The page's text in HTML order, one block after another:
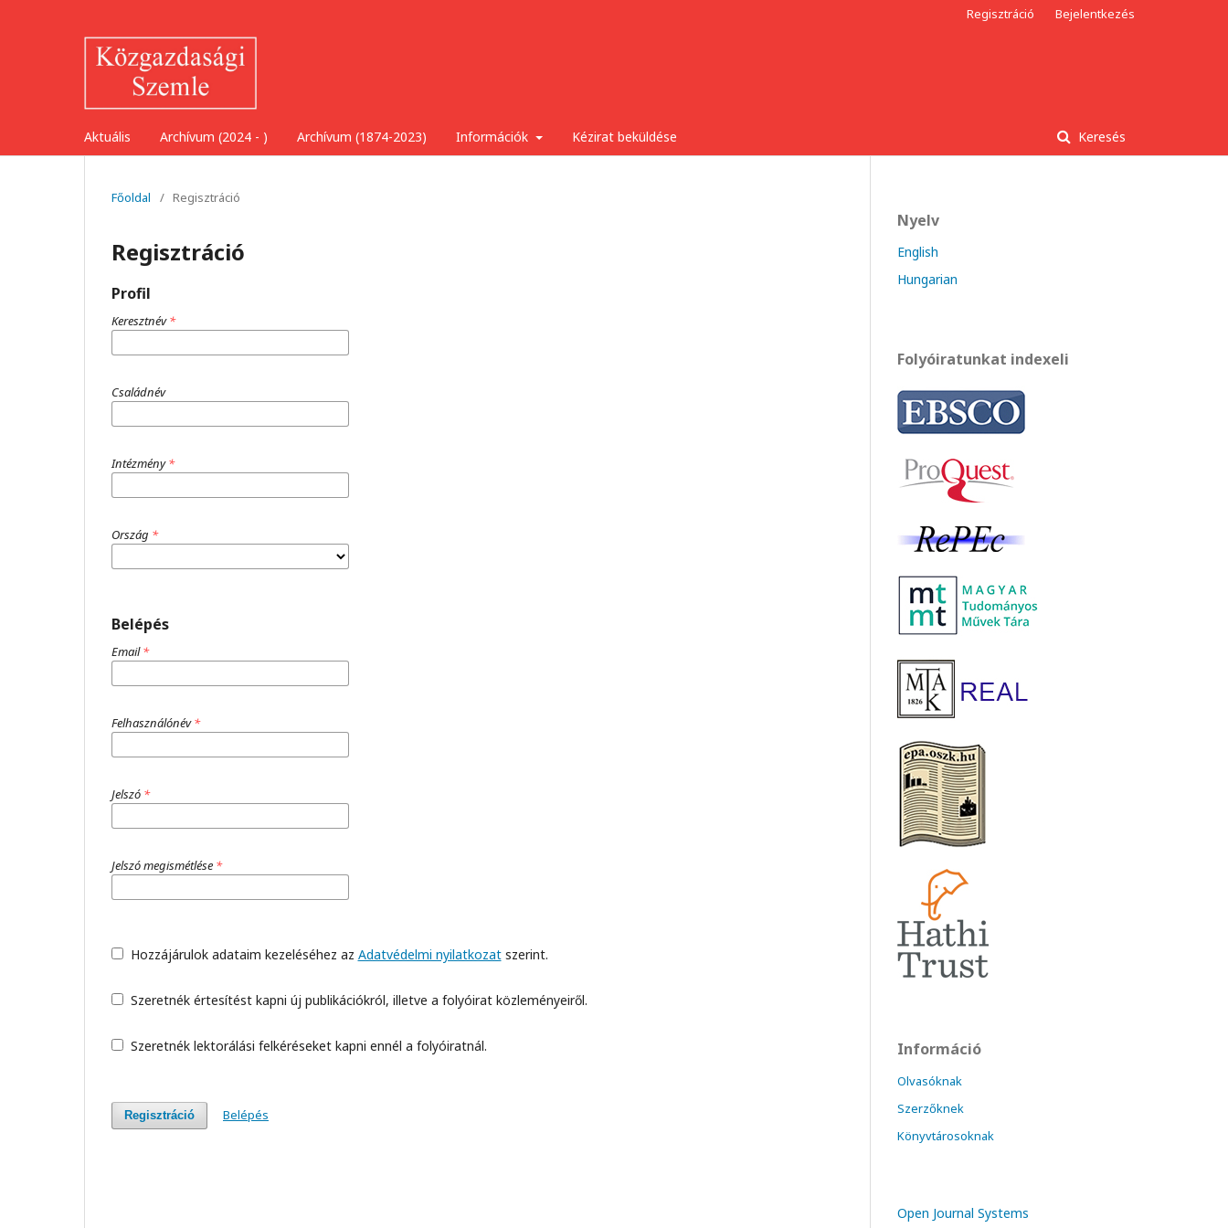
Aktuális Archívum (2024 - ) Archívum (1874-2023) Információk Kézirat beküldése Keresés
Regisztráció Bejelentkezés
Főoldal / Regisztráció
Regisztráció
Profil
Keresztnév*
Családnév
Intézmény*
Ország *
Belépés
Email*
Felhasználónév*
Jelszó *
Jelszó megismétlése *
Hozzájárulok adataim kezeléséhez az Adatvédelmi nyilatkozatszerint.
Szeretnék értesítést kapni új publikációkról, illetve a folyóirat közleményeiről.
Szeretnék lektorálási felkéréseket kapni ennél a folyóiratnál.
Regisztráció Belépés
Nyelv
English
Hungarian
Folyóiratunkat indexeli
Információ
Olvasóknak
Szerzőknek
Könyvtárosoknak
Open Journal Systems